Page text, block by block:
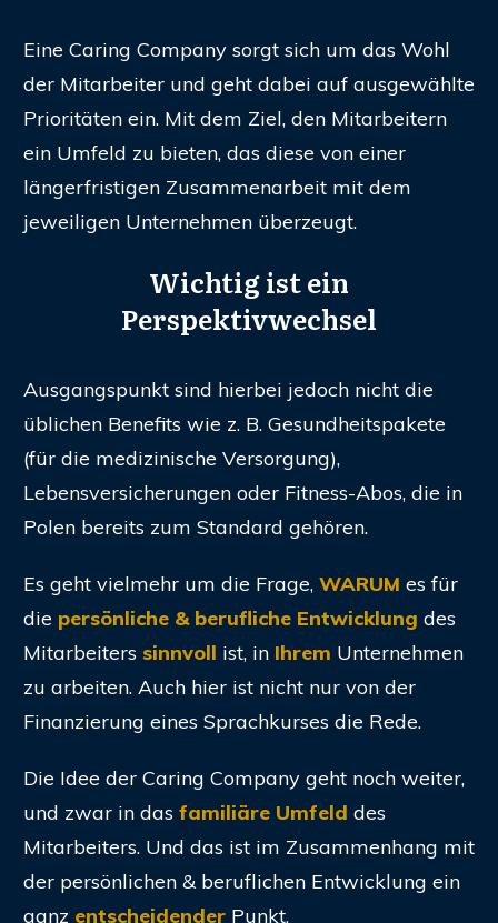
Eine Caring Company sorgt sich um das Wohl
der Mitarbeiter und geht dabei auf ausgewählte
Prioritäten ein. Mit dem Ziel, den Mitarbeitern
ein Umfeld zu bieten, das diese von einer
längerfristigen Zusammenarbeit mit dem
jeweiligen Unternehmen überzeugt.
Wichtig ist ein
Perspektivwechsel
Ausgangspunkt sind hierbei jedoch nicht die
üblichen Benefits wie z. B. Gesundheitspakete
(für die medizinische Versorgung),
Lebensversicherungen oder Fitness-Abos, die in
Polen bereits zum Standard gehören.
Es geht vielmehr um die Frage, WARUM es für
die persönliche & berufliche Entwicklung des
Mitarbeiters sinnvoll ist, in Ihrem Unternehmen
zu arbeiten. Auch hier ist nicht nur von der
Finanzierung eines Sprachkurses die Rede.
Die Idee der Caring Company geht noch weiter,
und zwar in das familiäre Umfeld des
Mitarbeiters. Und das ist im Zusammenhang mit
der persönlichen & beruflichen Entwicklung ein
ganz entscheidender Punkt.